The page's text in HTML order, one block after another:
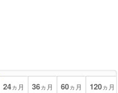
24ヵ月 36ヵ月 60ヵ月 120ヵ月